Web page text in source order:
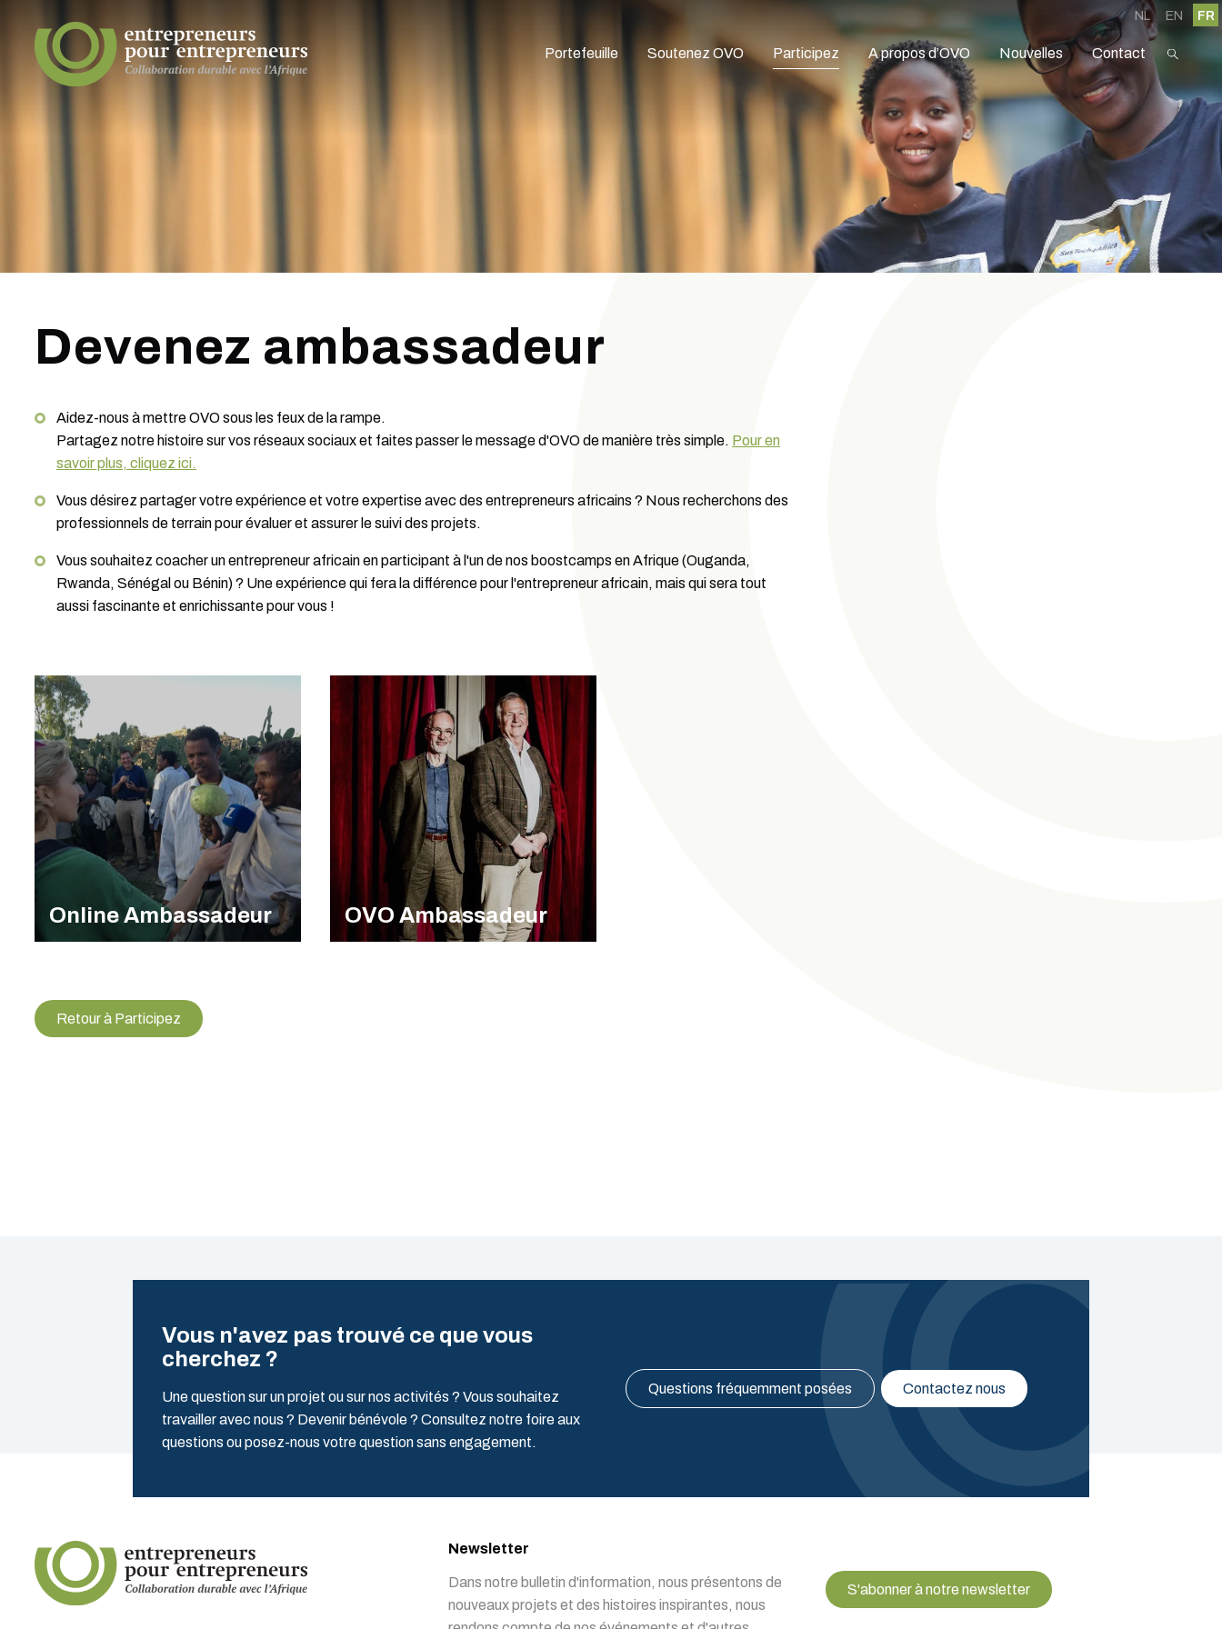
NL EN FR
Portefeuille Soutenez OVO Participez A propos d’OVO Nouvelles Contact
Devenez ambassadeur
Aidez-nous à mettre OVO sous les feux de la rampe.
Partagez notre histoire sur vos réseaux sociaux et faites passer le message d'OVO de manière très simple. Pour en
savoir plus, cliquez ici.
Vous désirez partager votre expérience et votre expertise avec des entrepreneurs africains ? Nous recherchons des
professionnels de terrain pour évaluer et assurer le suivi des projets.
Vous souhaitez coacher un entrepreneur africain en participant à l'un de nos boostcamps en Afrique (Ouganda,
Rwanda, Sénégal ou Bénin) ? Une expérience qui fera la différence pour l'entrepreneur africain, mais qui sera tout
aussi fascinante et enrichissante pour vous !
Online Ambassadeur OVO Ambassadeur
Retour à Participez
Vous n'avez pas trouvé ce que vous
cherchez ?
Une question sur un projet ou sur nos activités ? Vous souhaitez
travailler avec nous ? Devenir bénévole ? Consultez notre foire aux
questions ou posez-nous votre question sans engagement.
Questions fréquemment posées Contactez nous
Newsletter
Dans notre bulletin d'information, nous présentons de
nouveaux projets et des histoires inspirantes, nous
S'abonner à notre newsletter